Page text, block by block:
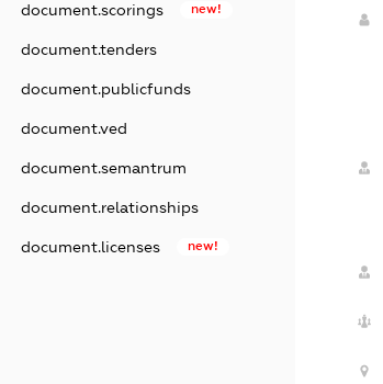
document.scorings new!
document.tenders
document.publicfunds
document.ved
document.semantrum
document.relationships
document.licenses new!